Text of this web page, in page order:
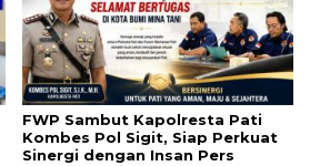
FWP Sambut Kapolresta Pati
Kombes Pol Sigit, Siap Perkuat
Sinergi dengan Insan Pers